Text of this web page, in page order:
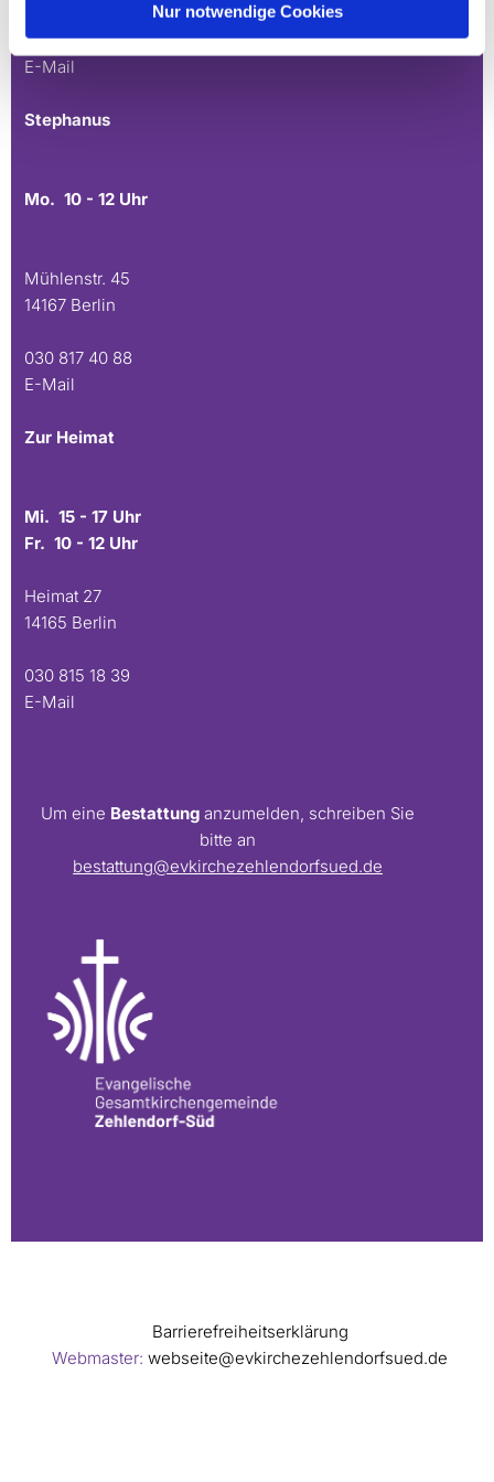
Nur notwendige Cookies
030 815 45 54
E-Mail
Stephanus
Mo. 10 - 12 Uhr
Mühlenstr. 45
14167 Berlin
030 817 40 88
E-Mail
Zur Heimat
Mi. 15 - 17 Uhr
Fr. 10 - 12 Uhr
Heimat 27
14165 Berlin
030 815 18 39
E-Mail
Um eine Bestattung anzumelden, schreiben Sie
bitte an
bestattung@evkirchezehlendorfsued.de
Barrierefreiheitserklärung
Webmaster: webseite@evkirchezehlendorfsued.de